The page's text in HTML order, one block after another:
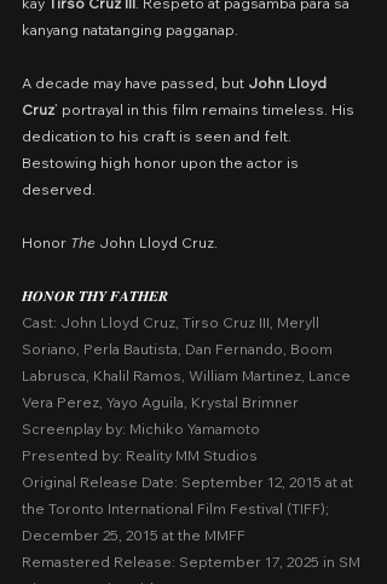
kanyang natatanging pagganap.
A decade may have passed, but John Lloyd
Cruz’ portrayal in this film remains timeless. His
dedication to his craft is seen and felt.
Bestowing high honor upon the actor is
deserved.
Honor The John Lloyd Cruz.
𝑯𝑶𝑵𝑶𝑹 𝑻𝑯𝒀 𝑭𝑨𝑻𝑯𝑬𝑹
Cast: John Lloyd Cruz, Tirso Cruz III, Meryll
Soriano, Perla Bautista, Dan Fernando, Boom
Labrusca, Khalil Ramos, William Martinez, Lance
Vera Perez, Yayo Aguila, Krystal Brimner
Screenplay by: Michiko Yamamoto
Presented by: Reality MM Studios
Original Release Date: September 12, 2015 at at
the Toronto International Film Festival (TIFF);
December 25, 2015 at the MMFF
Remastered Release: September 17, 2025 in SM